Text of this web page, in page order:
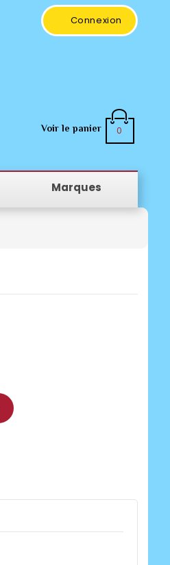
Connexion
Voir le panier 0
Marques